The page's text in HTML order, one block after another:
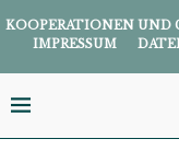
KOOPERATIONEN UND
IMPRESSUM